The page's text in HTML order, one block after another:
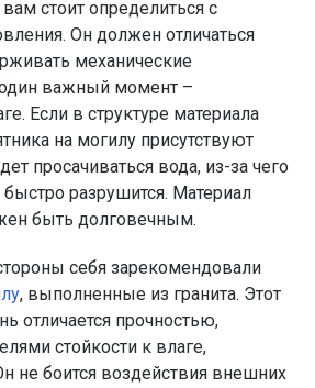
стоит определиться с
Он должен отличаться
механические
важный момент –
Если в структуре материала
на могилу присутствуют
просачиваться вода, из-за чего
разрушится. Материал
быть долговечным.
себя зарекомендовали
, выполненные из гранита. Этот
отличается прочностью,
стойкости к влаге,
не боится воздействия внешних